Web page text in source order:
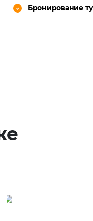
Бронирование